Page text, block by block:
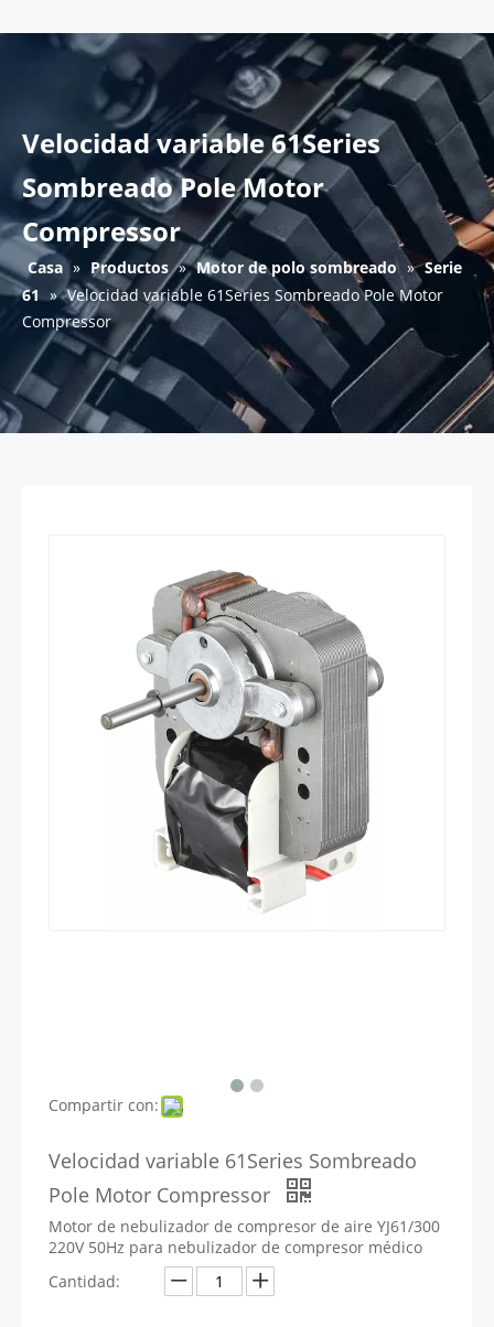
Velocidad variable 61Series
Sombreado Pole Motor
Compressor
Casa » Productos » Motor de polo sombreado » Serie
61 » Velocidad variable 61Series Sombreado Pole Motor
Compressor
Compartir con:
Velocidad variable 61Series Sombreado
Pole Motor Compressor
Motor de nebulizador de compresor de aire YJ61/300
220V 50Hz para nebulizador de compresor médico
Cantidad: